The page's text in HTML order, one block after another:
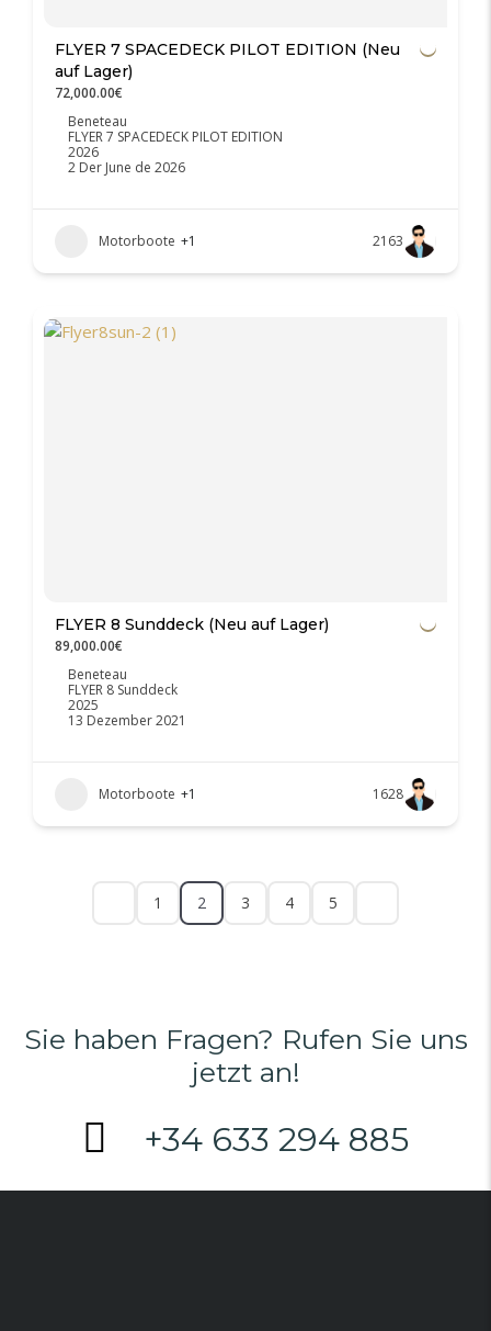
FLYER 7 SPACEDECK PILOT EDITION (Neu
auf Lager)
72,000.00€
Beneteau
FLYER 7 SPACEDECK PILOT EDITION
2026
2 Der June de 2026
Motorboote +1 2163
FLYER 8 Sunddeck (Neu auf Lager)
89,000.00€
Beneteau
FLYER 8 Sunddeck
2025
13 Dezember 2021
Motorboote +1 1628
1 2 3 4 5
Sie haben Fragen? Rufen Sie uns
jetzt an!
+34 633 294 885